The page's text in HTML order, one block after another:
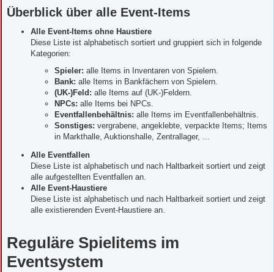
Überblick über alle Event-Items
Alle Event-Items ohne Haustiere
Diese Liste ist alphabetisch sortiert und gruppiert sich in folgende
Kategorien:
Spieler: alle Items in Inventaren von Spielern.
Bank: alle Items in Bankfächern von Spielern.
(UK-)Feld: alle Items auf (UK-)Feldern.
NPCs: alle Items bei NPCs.
Eventfallenbehältnis: alle Items im Eventfallenbehältnis.
Sonstiges: vergrabene, angeklebte, verpackte Items; Items
in Markthalle, Auktionshalle, Zentrallager, ...
Alle Eventfallen
Diese Liste ist alphabetisch und nach Haltbarkeit sortiert und zeigt
alle aufgestellten Eventfallen an.
Alle Event-Haustiere
Diese Liste ist alphabetisch und nach Haltbarkeit sortiert und zeigt
alle existierenden Event-Haustiere an.
Reguläre Spielitems im
Eventsystem